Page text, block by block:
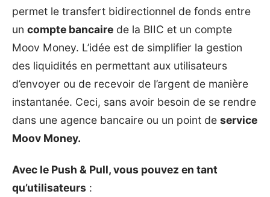
permet le transfert bidirectionnel de fonds entre
un compte bancaire de la BIIC et un compte
Moov Money. L’idée est de simplifier la gestion
des liquidités en permettant aux utilisateurs
d’envoyer ou de recevoir de l’argent de manière
instantanée. Ceci, sans avoir besoin de se rendre
dans une agence bancaire ou un point de service
Moov Money.
Avec le Push & Pull, vous pouvez en tant
qu’utilisateurs :